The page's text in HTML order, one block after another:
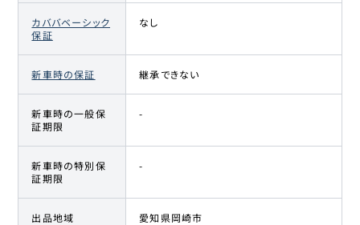
カババベーシック
保証
なし
新車時の保証 継承できない
新車時の一般保
証期限
-
新車時の特別保
証期限
-
出品地域 愛知県岡崎市